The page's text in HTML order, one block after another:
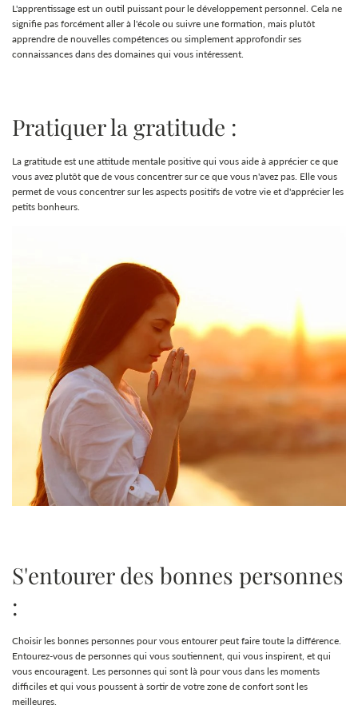
L'apprentissage est un outil puissant pour le développement personnel. Cela ne
signifie pas forcément aller à l'école ou suivre une formation, mais plutôt
apprendre de nouvelles compétences ou simplement approfondir ses
connaissances dans des domaines qui vous intéressent.
Pratiquer la gratitude :
La gratitude est une attitude mentale positive qui vous aide à apprécier ce que
vous avez plutôt que de vous concentrer sur ce que vous n'avez pas. Elle vous
permet de vous concentrer sur les aspects positifs de votre vie et d'apprécier les
petits bonheurs.
S'entourer des bonnes personnes
:
Choisir les bonnes personnes pour vous entourer peut faire toute la différence.
Entourez-vous de personnes qui vous soutiennent, qui vous inspirent, et qui
vous encouragent. Les personnes qui sont là pour vous dans les moments
difficiles et qui vous poussent à sortir de votre zone de confort sont les
meilleures.